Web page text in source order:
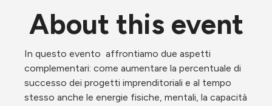
About this event
In questo evento  affrontiamo due aspetti
complementari: come aumentare la percentuale di
successo dei progetti imprenditoriali e al tempo
stesso anche le energie fisiche, mentali, la capacità